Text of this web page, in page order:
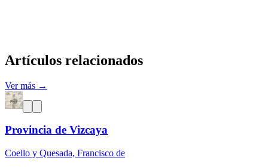
Artículos relacionados
Ver más →
Provincia de Vizcaya
Coello y Quesada, Francisco de